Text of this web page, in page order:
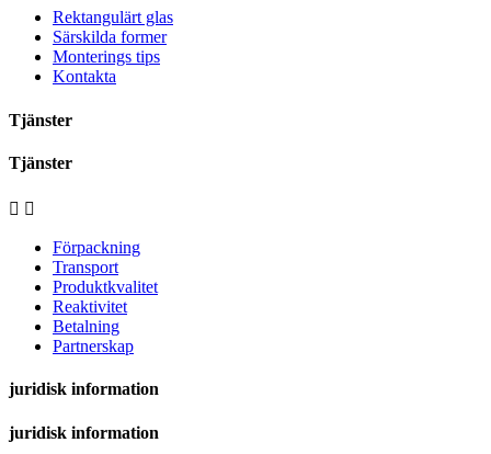
Rektangulärt glas
Särskilda former
Monterings tips
Kontakta
Tjänster
Tjänster
 
Förpackning
Transport
Produktkvalitet
Reaktivitet
Betalning
Partnerskap
juridisk information
juridisk information